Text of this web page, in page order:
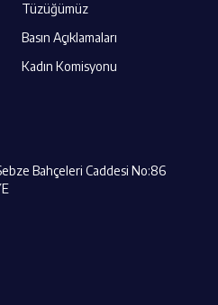
Tüzüğümüz
Basın Açıklamaları
Kadın Komisyonu
Bahçeleri Caddesi No:86